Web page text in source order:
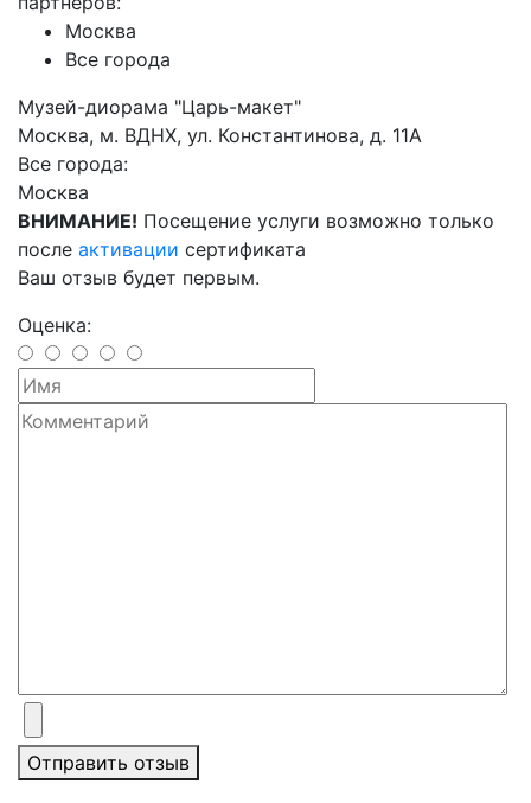
Москва
Все города
Музей-диорама "Царь-макет"
Москва, м. ВДНХ, ул. Константинова, д. 11А
Все города:
Москва
ВНИМАНИЕ! Посещение услуги возможно только
после активации сертификата
Ваш отзыв будет первым.
Оценка:
Отправить отзыв